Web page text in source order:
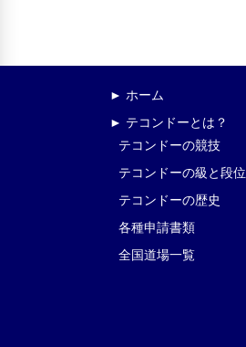
► ホーム
► テコンドーとは？
テコンドーの競技
テコンドーの級と段位
テコンドーの歴史
各種申請書類
全国道場一覧